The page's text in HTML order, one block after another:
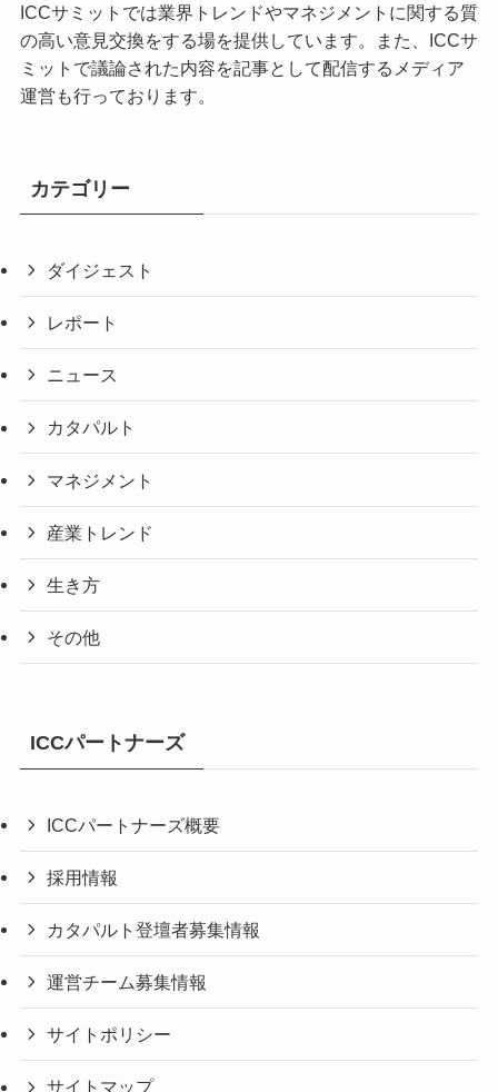
ICCサミットでは業界トレンドやマネジメントに関する質
の高い意見交換をする場を提供しています。また、ICCサ
ミットで議論された内容を記事として配信するメディア
運営も行っております。
カテゴリー
ダイジェスト
レポート
ニュース
カタパルト
マネジメント
産業トレンド
生き方
その他
ICCパートナーズ
ICCパートナーズ概要
採用情報
カタパルト登壇者募集情報
運営チーム募集情報
サイトポリシー
サイトマップ